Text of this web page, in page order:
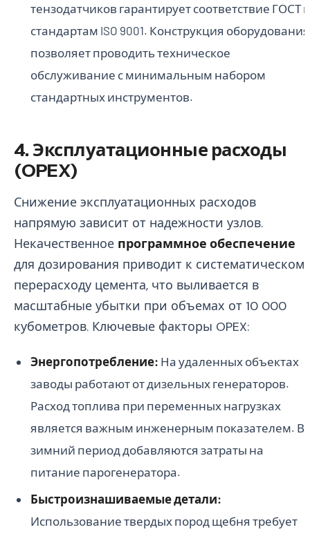
тензодатчиков гарантирует соответствие ГОСТ и
стандартам ISO 9001. Конструкция оборудования
позволяет проводить техническое
обслуживание с минимальным набором
стандартных инструментов.
4. Эксплуатационные расходы
(OPEX)
Снижение эксплуатационных расходов
напрямую зависит от надежности узлов.
Некачественное программное обеспечение
для дозирования приводит к систематическому
перерасходу цемента, что выливается в
масштабные убытки при объемах от 10 000
кубометров. Ключевые факторы OPEX:
Энергопотребление: На удаленных объектах
заводы работают от дизельных генераторов.
Расход топлива при переменных нагрузках
является важным инженерным показателем. В
зимний период добавляются затраты на
питание парогенератора.
Быстроизнашиваемые детали:
Использование твердых пород щебня требует